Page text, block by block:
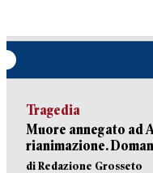
Tragedia
Muore annegato ad
rianimazione.
di Redazione Grosseto